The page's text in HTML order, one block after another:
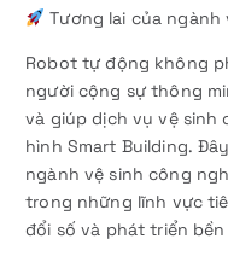
Tương lai của
Robot tự động không
người cộng sự thông
và giúp dịch vụ vệ sinh
hình Smart Building.
ngành vệ sinh công
trong những lĩnh vực
đổi số và phát triển